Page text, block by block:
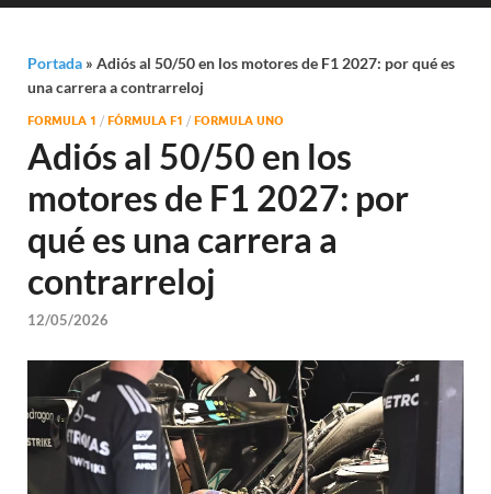
Portada » Adiós al 50/50 en los motores de F1 2027: por qué es
una carrera a contrarreloj
FORMULA 1 / FÓRMULA F1 / FORMULA UNO
Adiós al 50/50 en los
motores de F1 2027: por
qué es una carrera a
contrarreloj
12/05/2026